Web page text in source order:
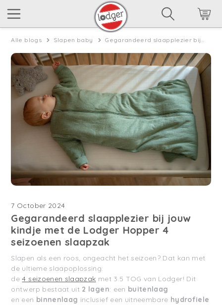
Alle blogs Slapen baby Gegarandeerd slaapplezier bij jouw kindje met de Lodger Hopper 4 seizoenen slaapzak
7 October 2024
Gegarandeerd slaapplezier bij jouw
kindje met de Lodger Hopper 4
seizoenen slaapzak
Slapen als een roos, ongeacht het seizoen? Dat kan met
de ultieme slaapoplossing:
de4 seizoenen slaapzak met 3.5 TOG van Lodger! Dit
ontwerp bestaat uit 2 lagen: een buitenlaag
en een binnenlaag inclusief een uitneembare hydrofiele